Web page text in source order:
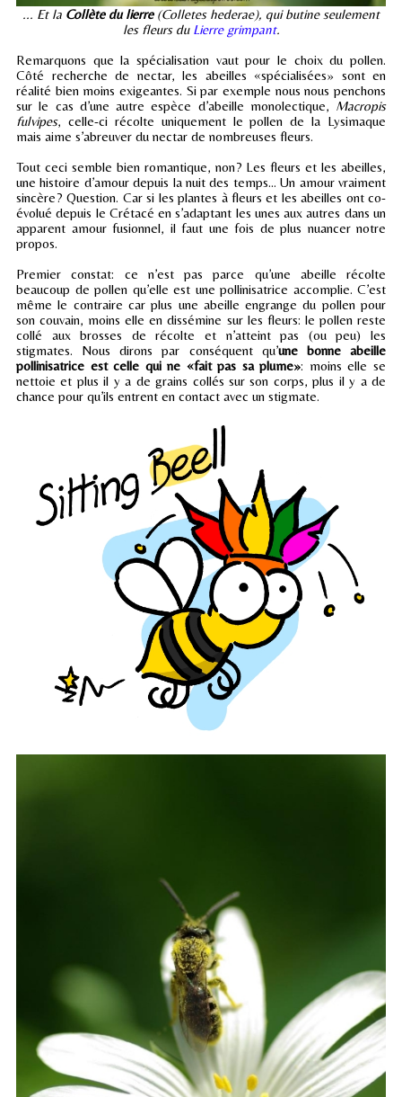
... Et la Collète du lierre(Colletes hederae), qui butine seulement
les fleurs du Lierre grimpant.
Remarquons que la spécialisation vaut pour le choix du pollen.
Côté recherche de nectar, les abeilles «spécialisées» sont en
réalité bien moins exigeantes. Si par exemple nous nous penchons
sur le cas d’une autre espèce d’abeille monolectique, Macropis
fulvipes, celle-ci récolte uniquement le pollen de la Lysimaque
mais aime s’abreuver du nectar de nombreuses fleurs.
Tout ceci semble bien romantique, non? Les fleurs et les abeilles,
une histoire d’amour depuis la nuit des temps… Un amour vraiment
sincère? Question. Car si les plantes à fleurs et les abeilles ont co-
évolué depuis le Crétacé en s’adaptant les unes aux autres dans un
apparent amour fusionnel, il faut une fois de plus nuancer notre
propos.
Premier constat: ce n’est pas parce qu’une abeille récolte
beaucoup de pollen qu’elle est une pollinisatrice accomplie. C’est
même le contraire car plus une abeille engrange du pollen pour
son couvain, moins elle en dissémine sur les fleurs: le pollen reste
collé aux brosses de récolte et n’atteint pas (ou peu) les
stigmates. Nous dirons par conséquent qu’une bonne abeille
pollinisatrice est celle qui ne «fait pas sa plume»: moins elle se
nettoie et plus il y a de grains collés sur son corps, plus il y a de
chance pour qu’ils entrent en contact avec un stigmate.